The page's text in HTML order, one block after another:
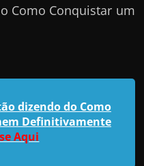
Como Conquistar um
dizendo do Como
Definitivamente
Aqui